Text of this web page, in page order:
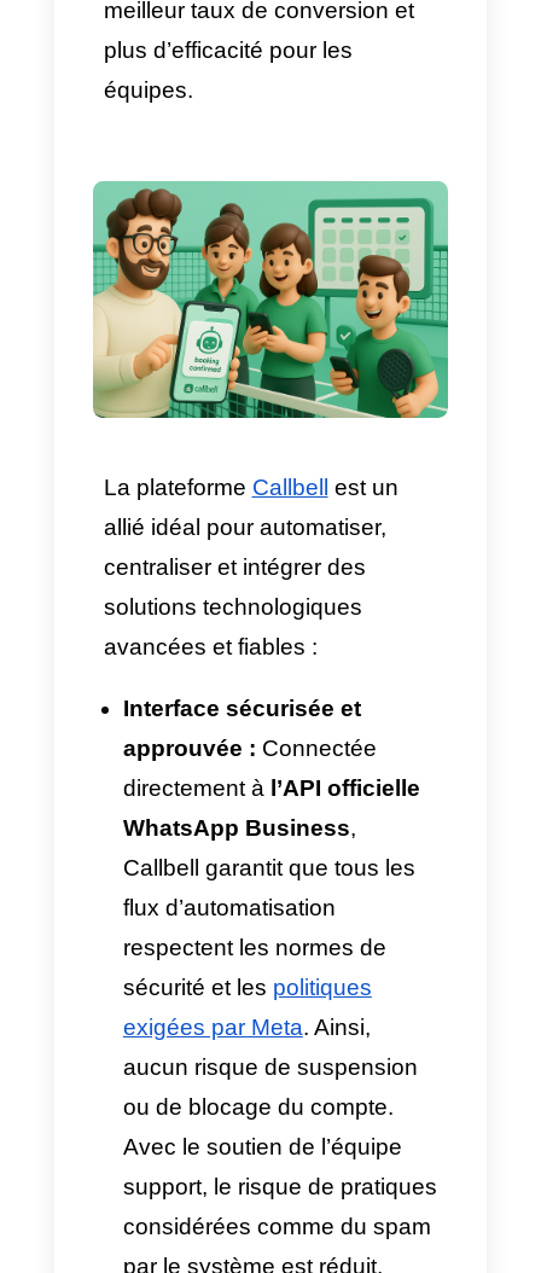
par Metasont un excellent
outil pour communiquer avec
facilités de paiement, ou
simplement l’informer d’un
créneau exclusif pour lui.
Avec l’API officielle de
WhatsApp, il est possible
des liens directs vers le
système de réservation, du
contenu multimédia pour plus
de dynamisme et accélérer la
confirmation.
Campagnes de re-ciblage :
Via uneplateforme de
gestion
, on attribue des
étiquettes aux clients absents
ou prospects ayant manifesté
un intérêt à un moment
donné. En repérant les
créneaux libres dans le
calendrier, il est plus facile de
filtrer et d’envoyer un
message direct et